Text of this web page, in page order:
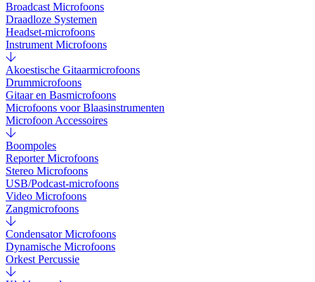
Broadcast Microfoons
Draadloze Systemen
Headset-microfoons
Instrument Microfoons
Akoestische Gitaarmicrofoons
Drummicrofoons
Gitaar en Basmicrofoons
Microfoons voor Blaasinstrumenten
Microfoon Accessoires
Boompoles
Reporter Microfoons
Stereo Microfoons
USB/Podcast-microfoons
Video Microfoons
Zangmicrofoons
Condensator Microfoons
Dynamische Microfoons
Orkest Percussie